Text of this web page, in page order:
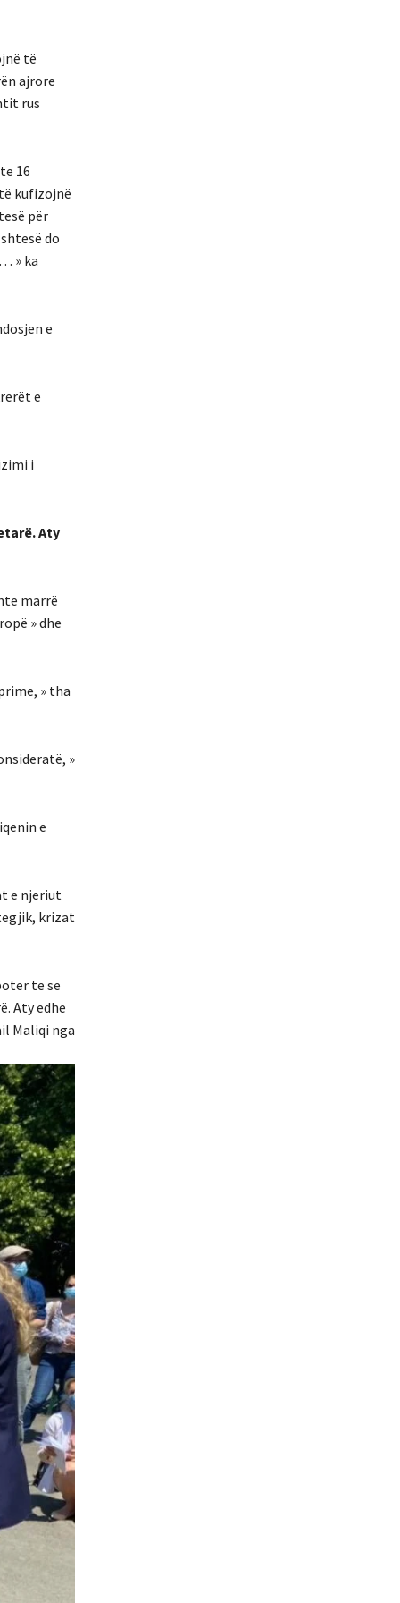
të
ajrore
rus
16
kufizojnë
për
do
» ka
e
e
i
Aty
marrë
» dhe
» tha
»
e
e njeriut
krizat
te se
Aty edhe
Maliqi nga